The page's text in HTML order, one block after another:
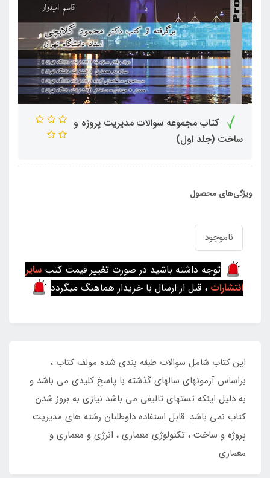
کتاب مجموعه سوالات مدیریت پروژه و
ساخت (جلد اول)
ویژگی‌های محصول
ناموجود
توجه داشته باشید در صورت تغییر قیمت کتب سایر
انتشارات ، قبل از ارسال با خریدار هماهنگ میگردد
این کتاب شامل سوالات طبقه بندی شده مولف کتاب ،
براساس آزمونهای سالهای گذشته با پاسخ کلیدی می باشد و
به دلیل اینکه تستهای تالیفی می باشد نیازی به بروز شدن
کتاب نمی باشد. قابل استفاده داوطلبان رشته های مدیریت
پروژه و ساخت ، تکنولوژی معماری ، انرژی و معماری و
معماری